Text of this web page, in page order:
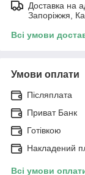
Доставка на
Запоріжжя,
Всі умови
Умови оплати
Післяплата
Приват Банк
Готівкою
Накладений
Всі умови